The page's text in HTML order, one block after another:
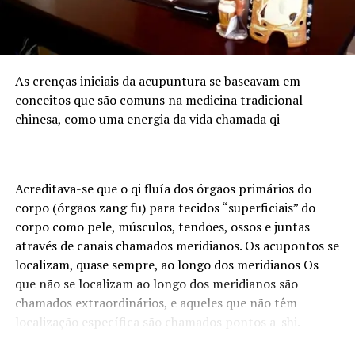
As crenças iniciais da acupuntura se baseavam em
conceitos que são comuns na medicina tradicional
chinesa, como uma energia da vida chamada qi
Acreditava-se que o qi fluía dos órgãos primários do
corpo (órgãos zang fu) para tecidos “superficiais” do
corpo como pele, músculos, tendões, ossos e juntas
através de canais chamados meridianos. Os acupontos se
localizam, quase sempre, ao longo dos meridianos Os
que não se localizam ao longo dos meridianos são
chamados extraordinários, e aqueles que não têm
localização específica são chamados pontos a-shi.